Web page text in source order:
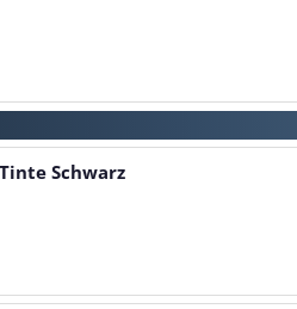
Schwarz